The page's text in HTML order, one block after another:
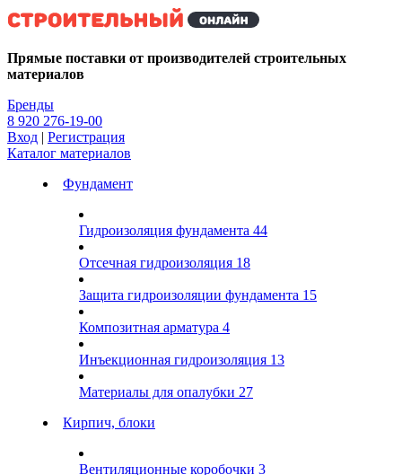
Kg
Прямые поставки от производителей строительных
материалов
Бренды
8 920 276-19-00
Вход | Регистрация
Каталог материалов
Фундамент
Гидроизоляция фундамента 44
Отсечная гидроизоляция 18
Защита гидроизоляции фундамента 15
Композитная арматура 4
Инъекционная гидроизоляция 13
Материалы для опалубки 27
Кирпич, блоки
Вентиляционные коробочки 3